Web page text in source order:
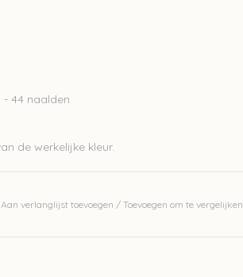
- 44 naalden
de werkelijke kleur.
Aan verlanglijst toevoegen / Toevoegen om te vergelijken